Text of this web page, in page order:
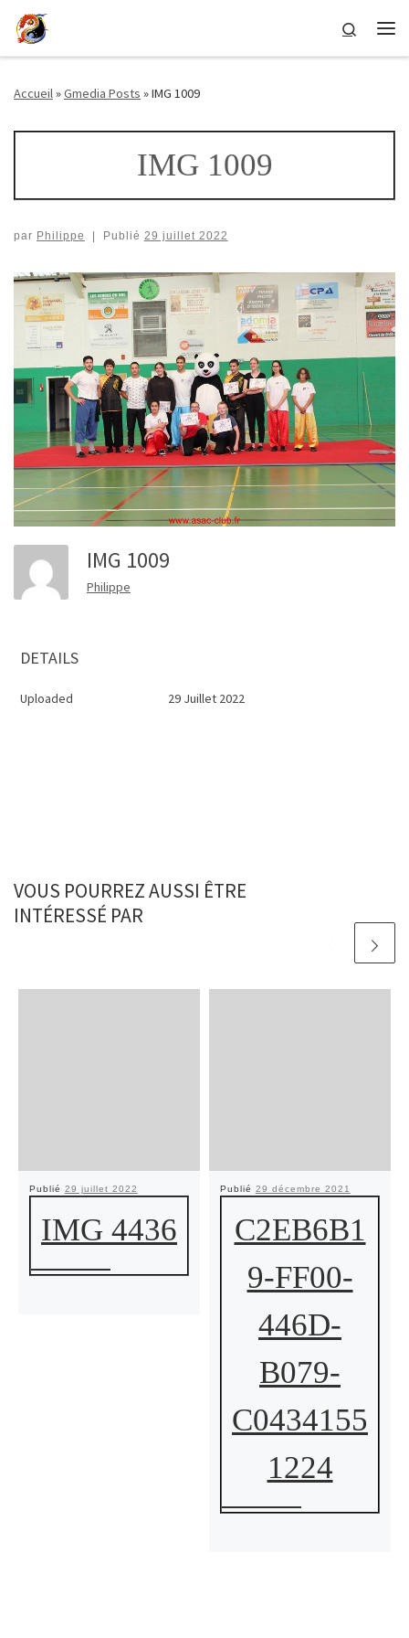
Passer au contenu
Search
Accueil»Gmedia Posts »IMG 1009
IMG 1009
par Philippe Publié 29 juillet 2022
IMG 1009
Philippe
DETAILS
Uploaded 29 Juillet 2022
VOUS POURREZ AUSSI ÊTRE
INTÉRESSÉ PAR
Publié 29 juillet 2022
IMG 4436
Publié 29 décembre 2021
C2EB6B1
9-FF00-
446D-
B079-
C0434155
1224